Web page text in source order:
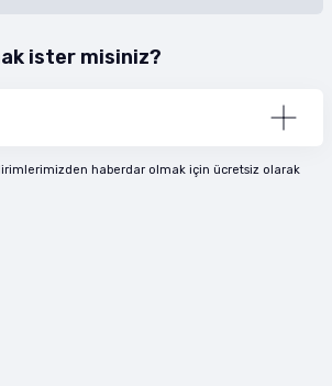
ister misiniz?
haberdar olmak için ücretsiz olarak